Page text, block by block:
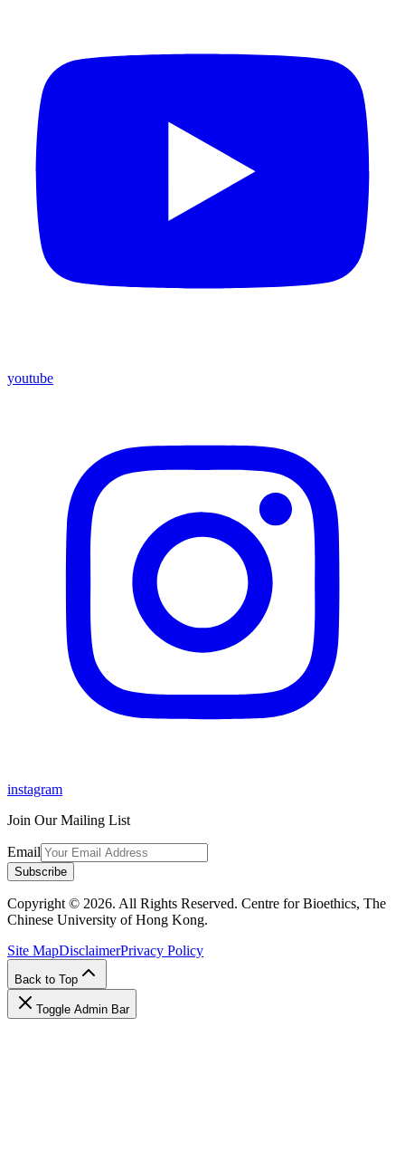
youtube
instagram
Join Our Mailing List
Email
Subscribe
Copyright © 2026. All Rights Reserved. Centre for Bioethics, The
Chinese University of Hong Kong.
Site MapDisclaimerPrivacy Policy
Back to Top
Toggle Admin Bar